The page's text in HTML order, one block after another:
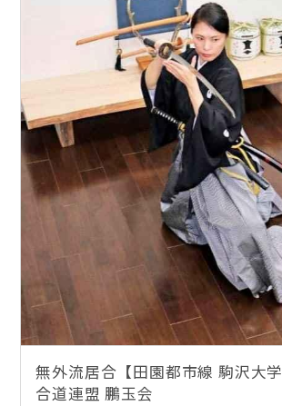
無外流居合【田園都市線 駒沢大
合道連盟 鵬玉会